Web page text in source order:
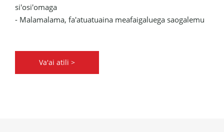
si'osi'omaga
- Malamalama, fa'atuatuaina meafaigaluega saogalemu
Va'ai atili >